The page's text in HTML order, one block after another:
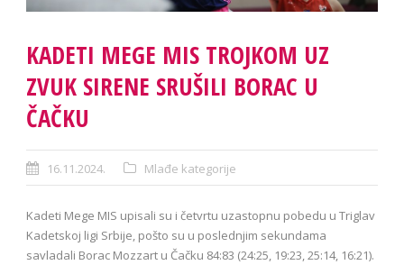
KADETI MEGE MIS TROJKOM UZ
ZVUK SIRENE SRUŠILI BORAC U
ČAČKU
16.11.2024. Mlađe kategorije
Kadeti Mege MIS upisali su i četvrtu uzastopnu pobedu u Triglav
Kadetskoj ligi Srbije, pošto su u poslednjim sekundama
savladali Borac Mozzart u Čačku 84:83 (24:25, 19:23, 25:14, 16:21).